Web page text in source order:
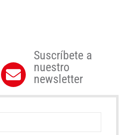
Suscríbete a
nuestro
newsletter